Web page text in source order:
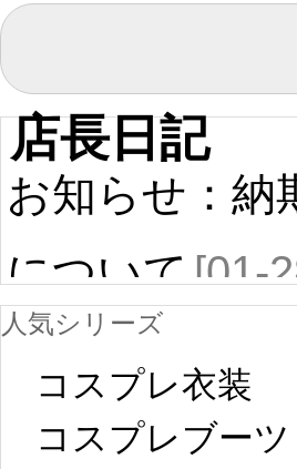
店長日記
お知らせ：納
について[01-
中国旧正月の影
響で2024年2月
人気シリーズ
コスプレ衣装
コスプレブーツ